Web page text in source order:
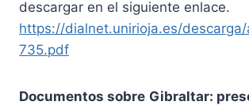
descargar en el siguiente enlace.
https://dialnet.unirioja.es/
735.pdf
Documentos sobre Gibraltar: